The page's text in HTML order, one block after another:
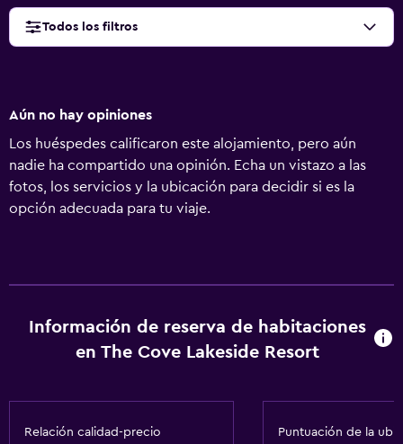
Todos los filtros
Aún no hay opiniones
Los huéspedes calificaron este alojamiento, pero aún
nadie ha compartido una opinión. Echa un vistazo a las
fotos, los servicios y la ubicación para decidir si es la
opción adecuada para tu viaje.
Información de reserva de habitaciones
en The Cove Lakeside Resort
Relación calidad-precio Puntuación de la